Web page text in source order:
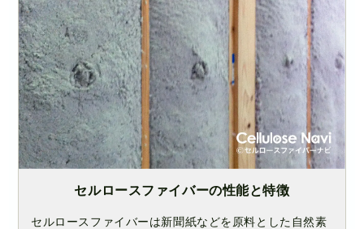
セルロースファイバーの性能と特徴
セルロースファイバーは新聞紙などを原料とした自然素